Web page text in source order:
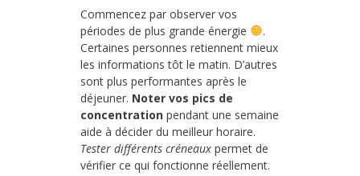
Commencez par observer vos
périodes de plus grande énergie
.
Certaines personnes retiennent mieux
les informations tôt le matin. D’autres
sont plus performantes après le
déjeuner. Noter vos pics de
concentration pendant une semaine
aide à décider du meilleur horaire.
Tester différents créneaux permet de
vérifier ce qui fonctionne réellement.